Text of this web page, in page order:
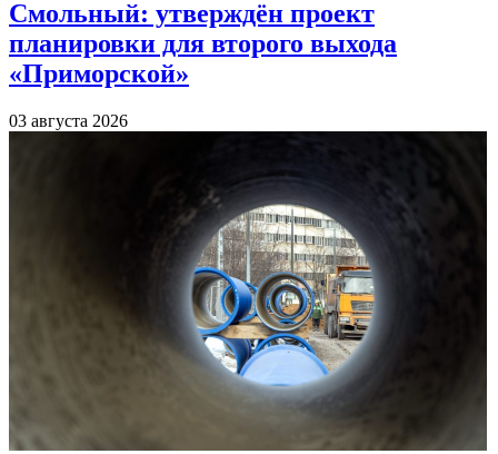
Смольный: утверждён проект
планировки для второго выхода
«Приморской»
03 августа 2026